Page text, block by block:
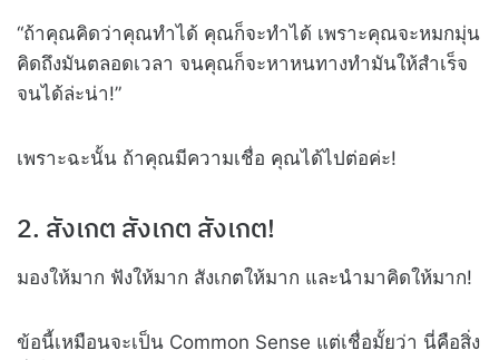
“ถ้าคุณคิดว่าคุณทำได้ คุณก็จะทำได้ เพราะคุณจะหมกมุ่น
คิดถึงมันตลอดเวลา จนคุณก็จะหาหนทางทำมันให้สำเร็จ
จนได้ล่ะน่า!”
เพราะฉะนั้น ถ้าคุณมีความเชื่อ คุณได้ไปต่อค่ะ!
2. สังเกต สังเกต สังเกต!
มองให้มาก ฟังให้มาก สังเกตให้มาก และนำมาคิดให้มาก!
ข้อนี้เหมือนจะเป็น Common Sense แต่เชื่อมั้ยว่า นี่คือสิ่ง